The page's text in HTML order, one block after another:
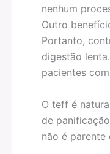
nenhum
Outro
Portanto,
digestão
pacientes com
O teff é
de
não é